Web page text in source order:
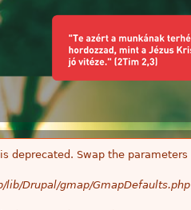
deprecated. Swap the parameters
lib/Drupal/gmap/GmapDefaults.php